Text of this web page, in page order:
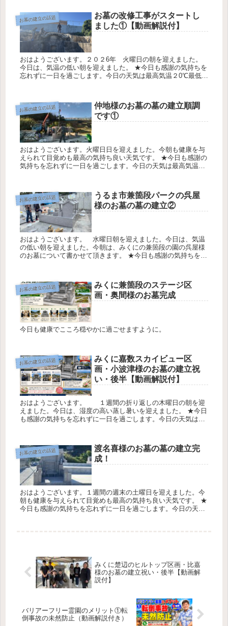
お墓の建立の話題
お墓の改修工事がスタートし
ました①【動画解説付】
おはようございます。２０２6年 火曜日の朝を迎えました。
今日は、気温の低い朝を迎えました。 ★今日も感謝の気持ちを
忘れずに一日を過ごします。今日の天気は最高気温２0℃最低気
お墓の建立の話題
仲地様のお墓の墓の建立順調
です①
おはようございます。火曜日日を迎えました。今朝も健康を与
えられて目覚めも最高の気持ち良い天気です。 ★今日も感謝の
気持ちを忘れずに一日を過ごします。今日の天気は最高気温
お墓の建立の話題
うるま市兼箇段パークの呉屋
様のお墓の墓の建立②
おはようございます。 水曜日朝を迎えました。今日は、気温
の低い朝を迎えました。今朝は、みくにの兼箇段の園の呉屋様
のお墓について書かせて頂きます。 ★今日も感謝の気持ちを忘
お墓の建立の話題
みくに兼箇段のステージ区
画・奥間様のお墓完成
今日も健康でこころ穏やかに過ごせますように。
お墓の建立の話題
みくに嘉数スカイビュー区
画・小波津様のお墓の建立祝
い・後半【動画解説付】
おはようございます。 １週間の折り返しの木曜日の朝を迎
えました。今日は、湿度の高い蒸し暑いを迎えました。 ★今日
も感謝の気持ちを忘れずに一日を過ごします。今日の天気は最
お墓の建立の話題
渡名喜様のお墓の墓の建立完
成！
おはようございます。１週間の週末の土曜日を迎えました。今
朝も健康を与えられて目覚めも最高の気持ち良い天気です。 ★
今日も感謝の気持ちを忘れずに一日を過ごします。今日の天気
みくに楚辺のヒルトップ区画・比嘉
様のお墓の建立祝い・後半【動画解
説付】
バリアーフリー霊園のメリット①転
倒事故の未然防止（動画解説付き）